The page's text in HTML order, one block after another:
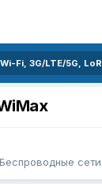
Fi, 3G/LTE/5G,
Беспроводные